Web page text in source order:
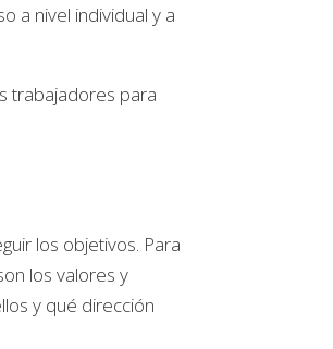
a nivel individual y a
trabajadores para
los objetivos. Para
los valores y
y qué dirección